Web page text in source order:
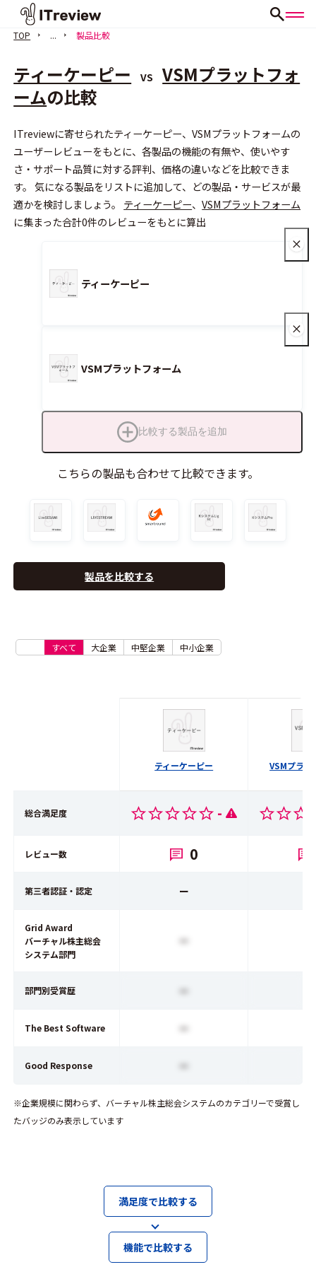
TOP ... 製品比較
ティーケーピー VS
VSMプラットフォ
ームの比較
ITreviewに寄せられたティーケーピー、VSMプラットフォームの
ユーザーレビューをもとに、各製品の機能の有無や、使いやす
さ・サポート品質に対する評判、価格の違いなどを比較できま
す。 気になる製品をリストに追加して、どの製品・サービスが最
適かを検討しましょう。 ティーケーピー、VSMプラットフォーム
に集まった合計0件のレビューをもとに算出
ティーケーピー
VSMプラットフォーム
比較する製品を追加
こちらの製品も合わせて比較できます。
製品を比較する
すべて 大企業 中堅企業 中小企業
会員登録（無料）
ティーケーピー VSMプラッ
総合満足度 -
レビュー数 0
第三者認証・認定 ー
Grid Award
バーチャル株主総会
システム部門
ー
部門別受賞歴 ー
The Best Software ー
Good Response ー
※企業規模に関わらず、バーチャル株主総会システムのカテゴリーで受賞し
たバッジのみ表示しています
満足度で比較する
機能で比較する